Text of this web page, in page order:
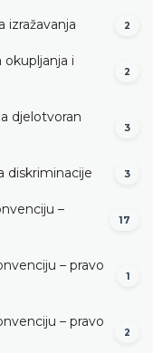
izražavanja 2
okupljanja i
2
djelotvoran
3
diskriminacije 3
–
17
– pravo
1
– pravo
2